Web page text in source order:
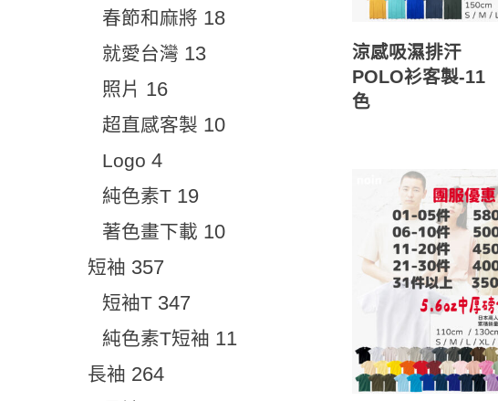
春節和麻將 18
就愛台灣 13
照片 16
超直感客製 10
Logo 4
純色素T 19
著色畫下載 10
短袖 357
短袖T 347
純色素T短袖 11
長袖 264
涼感吸濕排汗
POLO衫客製-11
色